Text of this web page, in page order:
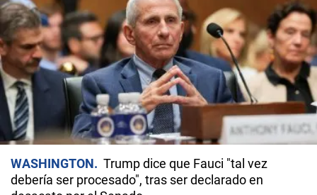
WASHINGTON
Trump dice que Fauci "tal vez
debería ser procesado", tras ser declarado en